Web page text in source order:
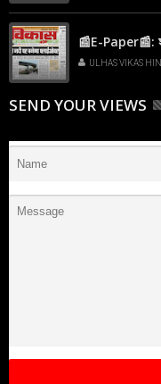
📰E-Paper📰:
ULHAS VIKAS
SEND YOUR VIEWS